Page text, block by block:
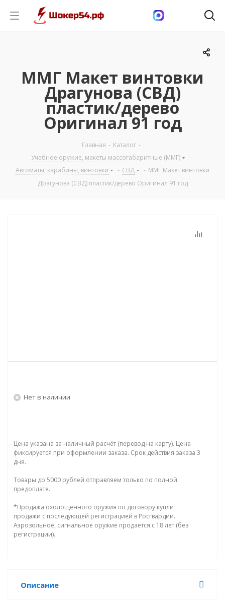
ММГ Макет винтовки
Драгунова (СВД)
пластик/дерево
Оригинал 91 год
Главная - Каталог -
Учебное оружие, макеты массогабаритные (ММГ)
-
Автоматы, карабины, винтовки
- СВД - ММГ Макет винтовки
Драгунова (СВД) пластик/дерево Оригинал 91 год
Нет в наличии
Цена указана за наличный расчёт (перевод на карту). Цена
фиксируется при оформлении заказа. Срок действия заказа 3
дня.
Товары до 5000 рублей отправляем только по полной
предоплате.
*Продажа охолощенного оружия по договору купли
продажи с последующей регистрацией в Росгвардии.
Аэрозольное, сигнальное оружие продается с 18 лет (без
регистрации).
Описание